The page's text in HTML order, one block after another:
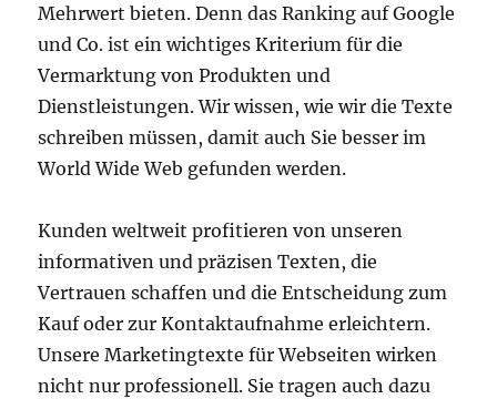
Mehrwert bieten. Denn das Ranking auf Google
und Co. ist ein wichtiges Kriterium für die
Vermarktung von Produkten und
Dienstleistungen. Wir wissen, wie wir die Texte
schreiben müssen, damit auch Sie besser im
World Wide Web gefunden werden.
Kunden weltweit profitieren von unseren
informativen und präzisen Texten, die
Vertrauen schaffen und die Entscheidung zum
Kauf oder zur Kontaktaufnahme erleichtern.
Unsere Marketingtexte für Webseiten wirken
nicht nur professionell. Sie tragen auch dazu